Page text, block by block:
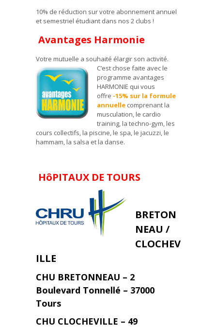
10% de réduction sur votre abonnement annuel
et semestriel étudiant dans nos 2 clubs !
Avantages Harmonie
Votre mutuelle a souhaité élargir son activité.
C’est chose faite avec le
programme avantages
HARMONIE qui vous
offre -15% sur la formule
annuelle comprenant la
musculation, le cardio
training, la techno-gym, les
cours collectifs, la piscine, le spa, le jacuzzi, le
hammam, la salsa et la danse.
HôPITAUX DE TOURS
BRETON
NEAU /
CLOCHEV
ILLE
CHU BRETONNEAU – 2
Boulevard Tonnellé – 37000
Tours
CHU CLOCHEVILLE – 49